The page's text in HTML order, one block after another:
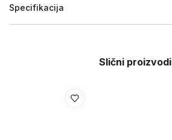
Specifikacija
Slični proizvodi